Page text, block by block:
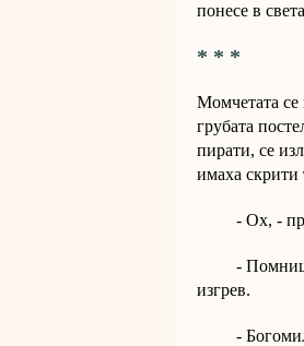
понесе в
* * *
Момчетата се
грубата
пирати, се
имаха
- Ох, -
- Помниш ли
изгрев.
- Богомиле,